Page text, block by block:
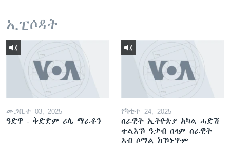
ኢፒሶዳት
መጋቢት 03, 2025
ዓድዋ - ቅድድም ሪሌ ማራቶን
የካቲት 24, 2025
ሰራዊት ኢትዮጵያ አካል ሓድሽ
ተልእኾ ዓቃብ ሰላም ሰራዊት
ኣብ ሶማል ክኾኑ'ዮም